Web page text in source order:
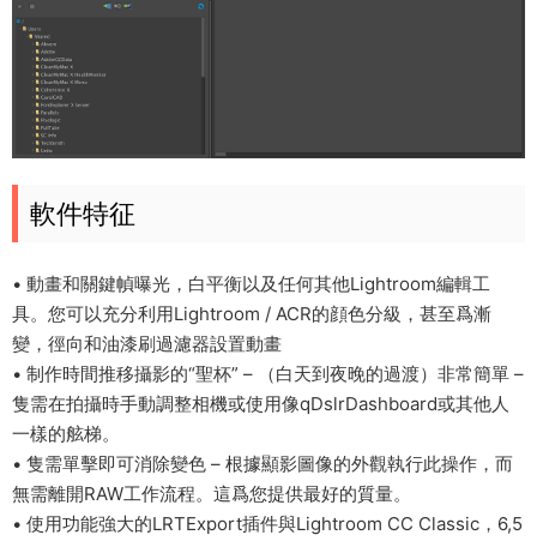
軟件特征
• 動畫和關鍵幀曝光，白平衡以及任何其他Lightroom編輯工
具。您可以充分利用Lightroom / ACR的顔色分級，甚至爲漸
變，徑向和油漆刷過濾器設置動畫
• 制作時間推移攝影的“聖杯” – （白天到夜晚的過渡）非常簡單 –
隻需在拍攝時手動調整相機或使用像qDslrDashboard或其他人
一樣的舷梯。
• 隻需單擊即可消除變色 – 根據顯影圖像的外觀執行此操作，而
無需離開RAW工作流程。這爲您提供最好的質量。
• 使用功能強大的LRTExport插件與Lightroom CC Classic，6,5